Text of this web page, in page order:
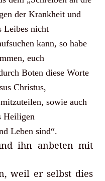
der Krankheit und
Leibes nicht
kann, so habe
euch
Boten diese Worte
Christus,
sowie auch
Heiligen
Leben sind“.
ihn anbeten mit
weil er selbst dies